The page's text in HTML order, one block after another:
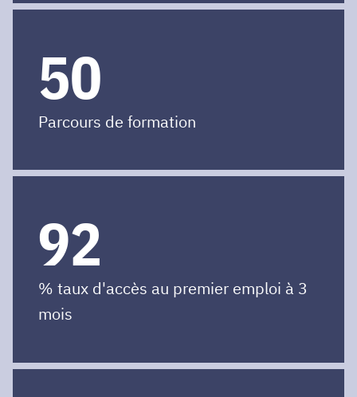
50
Parcours de formation
92
% taux d'accès au premier emploi à 3
mois